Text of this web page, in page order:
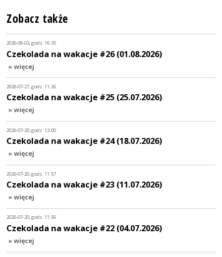
Zobacz także
2026-08-03, godz. 16:35
Czekolada na wakacje #26 (01.08.2026)
» więcej
2026-07-27, godz. 11:26
Czekolada na wakacje #25 (25.07.2026)
» więcej
2026-07-20, godz. 12:00
Czekolada na wakacje #24 (18.07.2026)
» więcej
2026-07-20, godz. 11:57
Czekolada na wakacje #23 (11.07.2026)
» więcej
2026-07-20, godz. 11:56
Czekolada na wakacje #22 (04.07.2026)
» więcej